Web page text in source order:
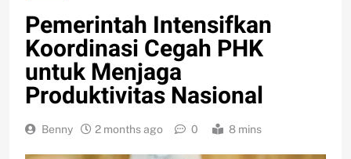
Pemerintah Intensifkan
Koordinasi Cegah PHK
untuk Menjaga
Produktivitas Nasional
Benny 2 months ago 0 8 mins